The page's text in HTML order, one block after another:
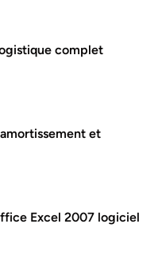
complet
et
Excel 2007 logiciel